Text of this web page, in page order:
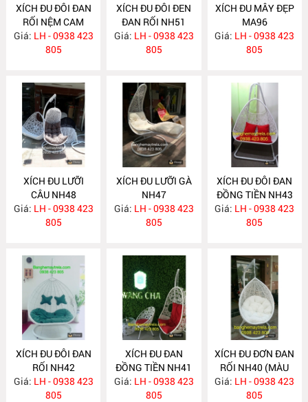
XÍCH ĐU ĐÔI ĐAN
RỐI NỆM CAM
ĐẤT NH73
Giá: LH - 0938 423
805
XÍCH ĐU ĐÔI ĐEN
ĐAN RỐI NH51
Giá: LH - 0938 423
805
XÍCH ĐU MÂY ĐẸP
MA96
Giá: LH - 0938 423
805
XÍCH ĐU LƯỠI
CÂU NH48
Giá: LH - 0938 423
805
XÍCH ĐU LƯỠI GÀ
NH47
Giá: LH - 0938 423
805
XÍCH ĐU ĐÔI ĐAN
ĐỒNG TIỀN NH43
Giá: LH - 0938 423
805
XÍCH ĐU ĐÔI ĐAN
RỐI NH42
Giá: LH - 0938 423
805
XÍCH ĐU ĐAN
ĐỒNG TIỀN NH41
Giá: LH - 0938 423
805
XÍCH ĐU ĐƠN ĐAN
RỐI NH40 (MÀU
TRẮNG)
Giá: LH - 0938 423
805